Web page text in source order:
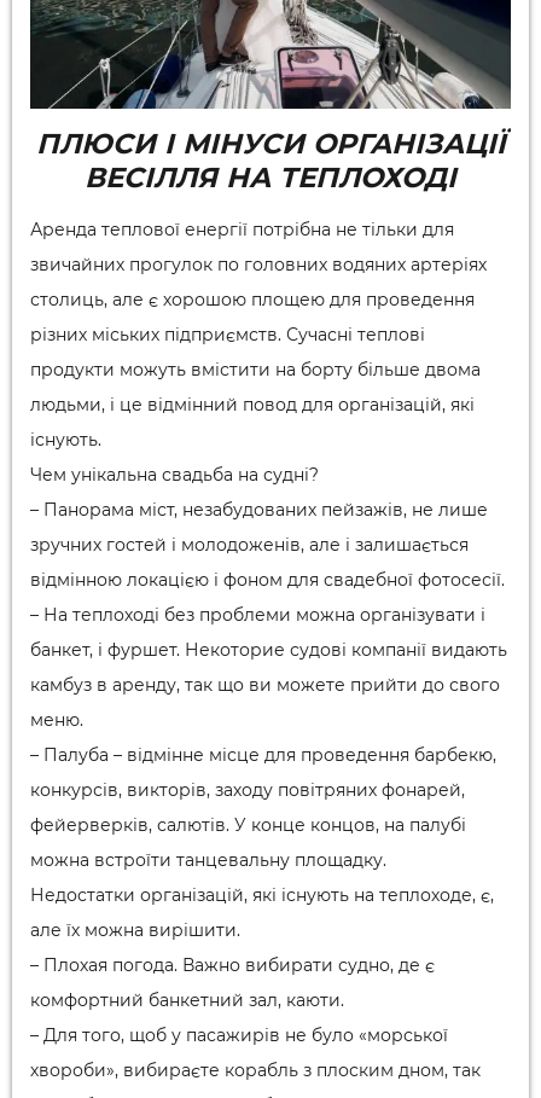
ПЛЮСИ І МІНУСИ ОРГАНІЗАЦІЇ
ВЕСІЛЛЯ НА ТЕПЛОХОДІ
Аренда теплової енергії потрібна не тільки для
звичайних прогулок по головних водяних артеріях
столиць, але є хорошою площею для проведення
різних міських підприємств. Сучасні теплові
продукти можуть вмістити на борту більше двома
людьми, і це відмінний повод для організацій, які
існують.
Чем унікальна свадьба на судні?
– Панорама міст, незабудованих пейзажів, не лише
зручних гостей і молодоженів, але і залишається
відмінною локацією і фоном для свадебної фотосесії.
– На теплоході без проблеми можна організувати і
банкет, і фуршет. Некоторие судові компанії видають
камбуз в аренду, так що ви можете прийти до свого
меню.
– Палуба – відмінне місце для проведення барбекю,
конкурсів, викторів, заходу повітряних фонарей,
фейерверків, салютів. У конце концов, на палубі
можна встроїти танцевальну площадку.
Недостатки організацій, які існують на теплоходе, є,
але їх можна вирішити.
– Плохая погода. Важно вибирати судно, де є
комфортний банкетний зал, каюти.
– Для того, щоб у пасажирів не було «морської
хвороби», вибираєте корабль з плоским дном, так